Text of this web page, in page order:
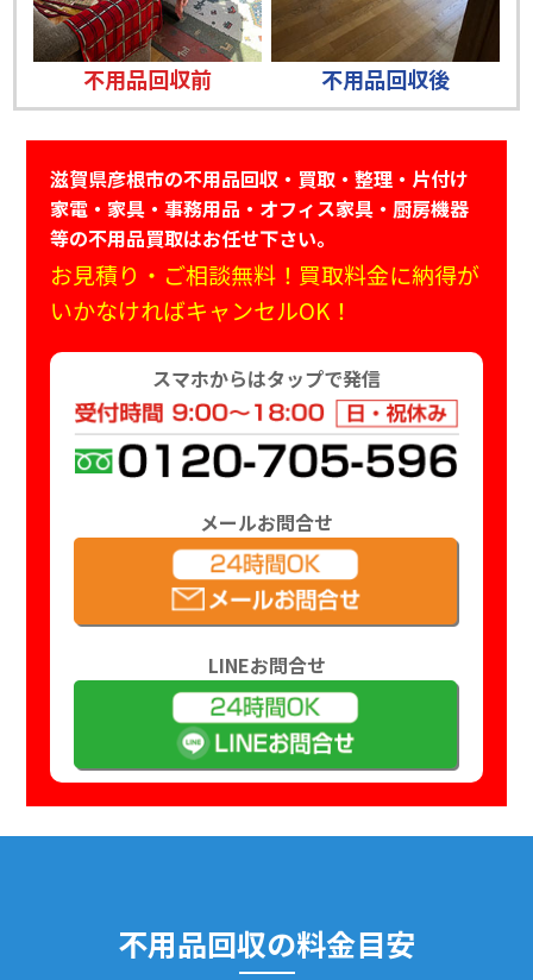
不用品回収前 不用品回収後
滋賀県彦根市の不用品回収・買取・整理・片付け
家電・家具・事務用品・オフィス家具・厨房機器
等の不用品買取はお任せ下さい。
お見積り・ご相談無料！買取料金に納得が
いかなければキャンセルOK！
スマホからはタップで発信
メールお問合せ
LINEお問合せ
不用品回収の料金目安